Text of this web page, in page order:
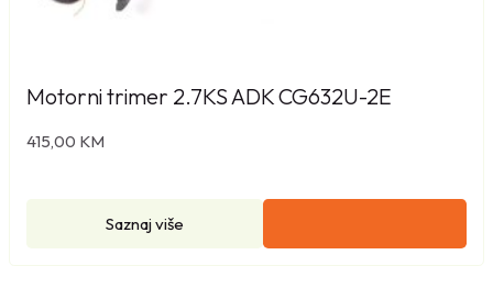
Motorni trimer 2.7KS ADK CG632U-2E
415,00 KM
Saznaj više